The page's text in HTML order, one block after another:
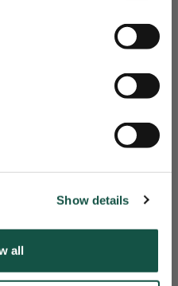
Show details
all
structurele
opgevolgd.